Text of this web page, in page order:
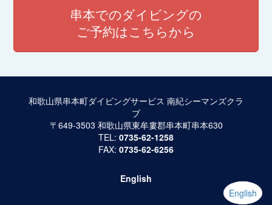
串本でのダイビングの
ご予約はこちらから
和歌山県串本町ダイビングサービス 南紀シーマンズクラ
ブ
〒649-3503 和歌山県東牟婁郡串本町串本630
TEL: 0735-62-1258
FAX: 0735-62-6256
English
English